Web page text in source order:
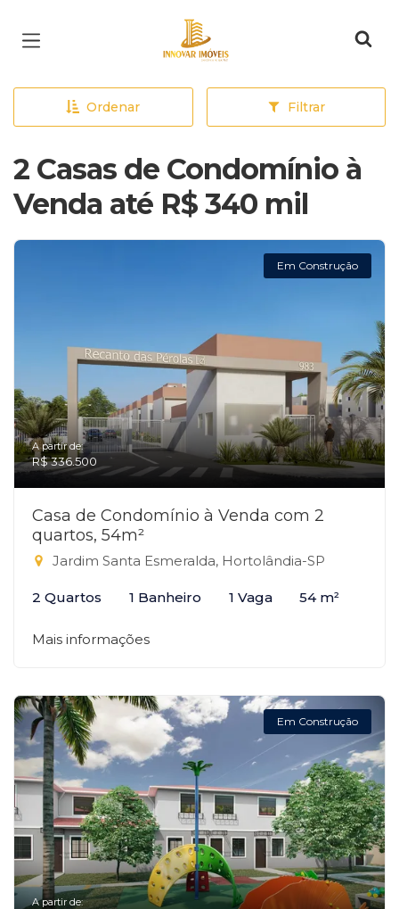
Página inicial
Ordenar Filtrar
2 Casas de Condomínio à
Venda até R$ 340 mil
Em Construção
A partir de:
R$ 336.500
Casa de Condomínio à Venda com 2
quartos, 54m²
Jardim Santa Esmeralda, Hortolândia-SP
2 Quartos 1 Banheiro 1 Vaga 54 m²
Mais informações
Em Construção
A partir de: